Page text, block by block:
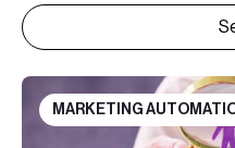
MARKETING